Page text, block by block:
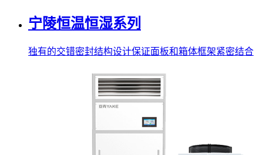
宁陵恒温恒湿系列
独有的交错密封结构设计保证面板和箱体框架紧密结合